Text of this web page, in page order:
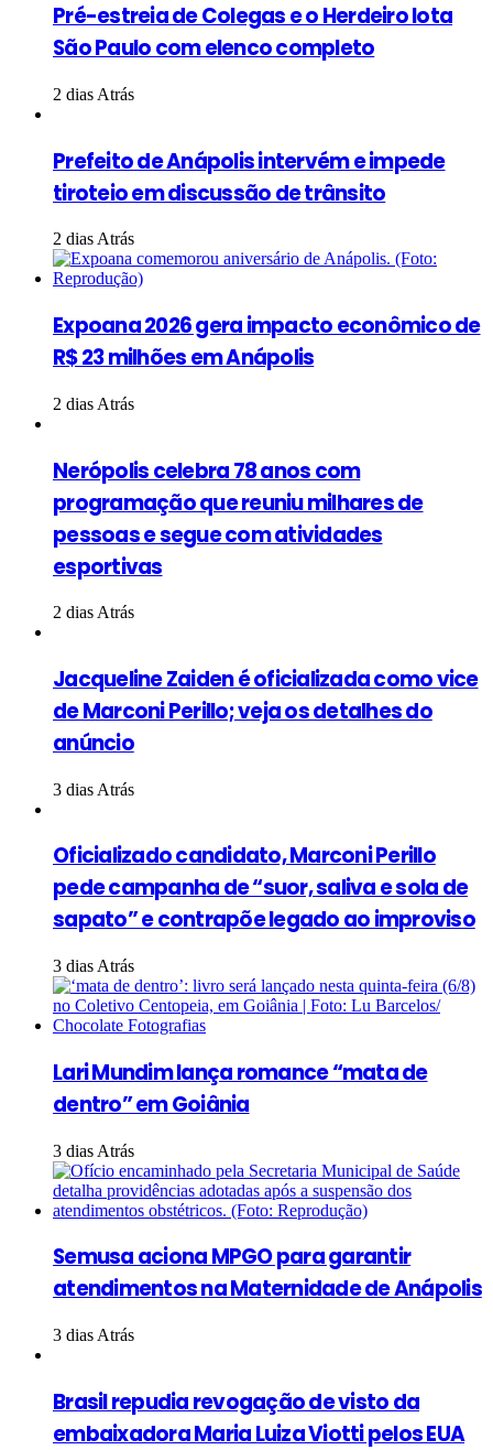
Pré-estreia de Colegas e o Herdeiro lota
São Paulo com elenco completo
2 dias Atrás
Prefeito de Anápolis intervém e impede
tiroteio em discussão de trânsito
2 dias Atrás
Expoana 2026 gera impacto econômico de
R$ 23 milhões em Anápolis
2 dias Atrás
Nerópolis celebra 78 anos com
programação que reuniu milhares de
pessoas e segue com atividades
esportivas
2 dias Atrás
Jacqueline Zaiden é oficializada como vice
de Marconi Perillo; veja os detalhes do
anúncio
3 dias Atrás
Oficializado candidato, Marconi Perillo
pede campanha de “suor, saliva e sola de
sapato” e contrapõe legado ao improviso
3 dias Atrás
Lari Mundim lança romance “mata de
dentro” em Goiânia
3 dias Atrás
Semusa aciona MPGO para garantir
atendimentos na Maternidade de Anápolis
3 dias Atrás
Brasil repudia revogação de visto da
embaixadora Maria Luiza Viotti pelos EUA